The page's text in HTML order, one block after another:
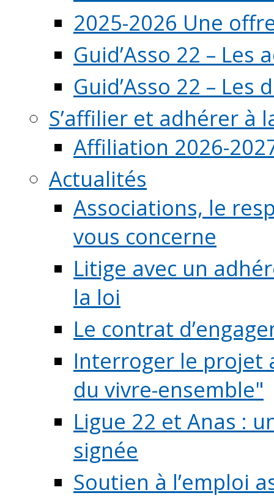
2025-2026 Une
Guid’Asso 22 –
Guid’Asso 22 – Les
S’affilier et adhérer à
Affiliation 2026-
Actualités
Associations, le
vous concerne
Litige avec un
la loi
Le contrat
Interroger le projet
du vivre-ensemble"
Ligue 22 et Anas :
signée
Soutien à l’emploi